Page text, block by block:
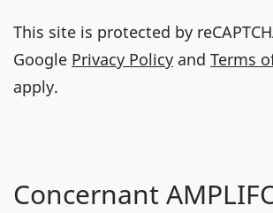
This site is protected by
Google Privacy Policy and Terms
apply.
Concernant